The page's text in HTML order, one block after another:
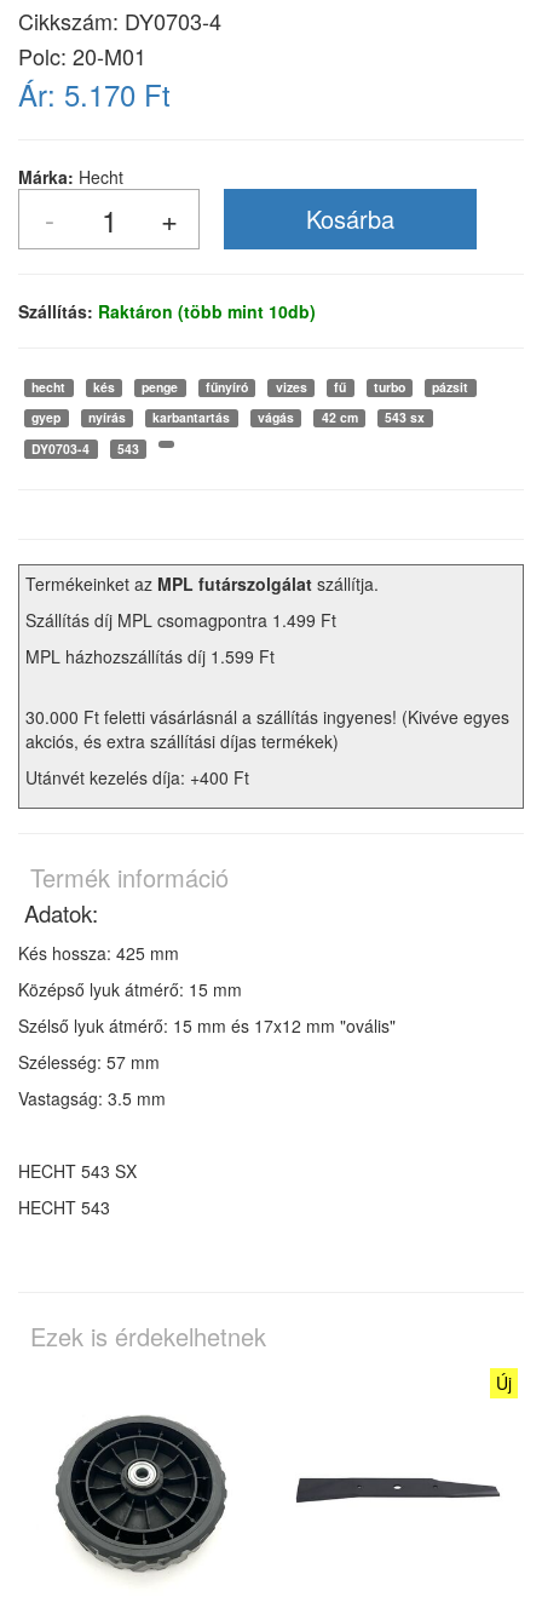
Cikkszám: DY0703-4
Polc: 20-M01
Ár: 5.170 Ft
Márka: Hecht
Szállítás: Raktáron (több mint 10db)
hecht kés penge fűnyíró vizes fű turbo
pázsit
gyep
nyírás karbantartás vágás 42 cm
543 sx
DY0703-4
543
Termékeinket az MPL futárszolgálat szállítja.
Szállítás díj MPL csomagpontra 1.499 Ft
MPL házhozszállítás díj 1.599 Ft
30.000 Ft feletti vásárlásnál a szállítás ingyenes! (Kivéve egyes
akciós, és extra szállítási díjas termékek)
Utánvét kezelés díja: +400 Ft
Termék információ
Adatok:
Kés hossza: 425 mm
Középső lyuk átmérő: 15 mm
Szélső lyuk átmérő: 15 mm és 17x12 mm "ovális"
Szélesség: 57 mm
Vastagság: 3.5 mm
HECHT 543 SX
HECHT 543
Ezek is érdekelhetnek
Új